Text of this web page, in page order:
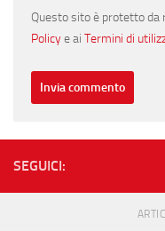
Questo sito è protetto da
Policye ai Termini di
SEGUICI: